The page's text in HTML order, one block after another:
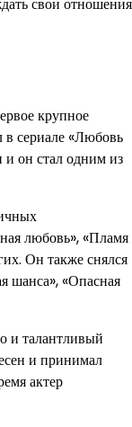
крупное
в сериале «Любовь
и он стал одним из
любовь», «Пламя
Он также снялся
шанса», «Опасная
и талантливый
и принимал
актер